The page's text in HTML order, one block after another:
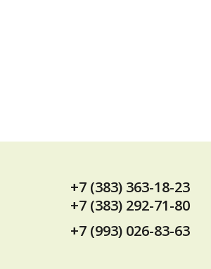
+7 (383) 363-18-23
+7 (383) 292-71-80
+7 (993) 026-83-63